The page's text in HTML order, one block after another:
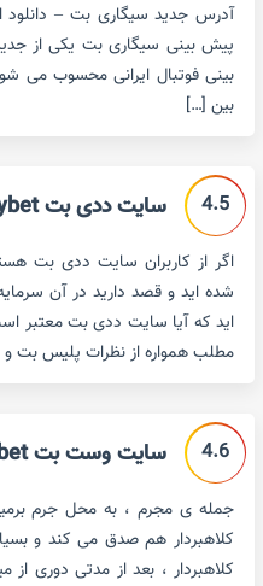
آدرس جدید سیگاری بت –
پیش بینی سیگاری بت یکی از
بینی فوتبال ایرانی محسوب می
بین […]
4.5 سایت ددی بت dadybet
اگر از کاربران سایت ددی بت
شده اید و قصد دارید در آن
اید که آیا سایت ددی بت معتبر
مطلب همواره از نظرات پلیس بت و
4.6 سایت وست بت west bet
جمله ی مجرم ، به محل جرم
کلاهبردار هم صدق می کند و
کلاهبردار ، بعد از مدتی دوری از